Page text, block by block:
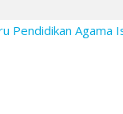
Pendidikan Agama